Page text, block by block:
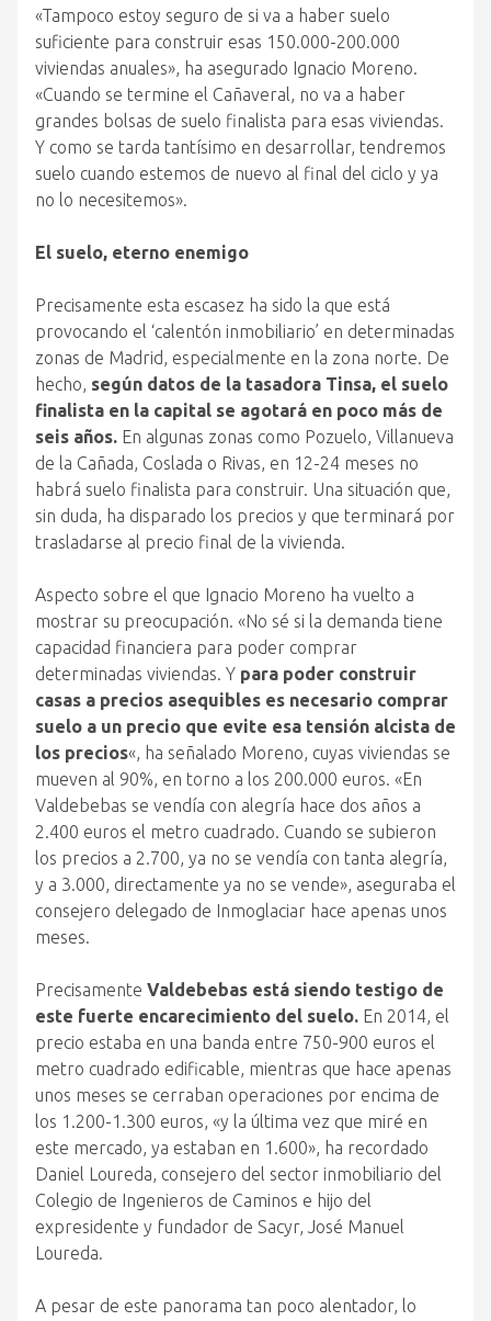
«Tampoco estoy seguro de si va a haber suelo
suficiente para construir esas 150.000-200.000
viviendas anuales», ha asegurado Ignacio Moreno.
«Cuando se termine el Cañaveral, no va a haber
grandes bolsas de suelo finalista para esas viviendas.
Y como se tarda tantísimo en desarrollar, tendremos
suelo cuando estemos de nuevo al final del ciclo y ya
no lo necesitemos».
El suelo, eterno enemigo
Precisamente esta escasez ha sido la que está
provocando el ‘calentón inmobiliario’ en determinadas
zonas de Madrid, especialmente en la zona norte. De
hecho, según datos de la tasadora Tinsa, el suelo
finalista en la capital se agotará en poco más de
seis años. En algunas zonas como Pozuelo, Villanueva
de la Cañada, Coslada o Rivas, en 12-24 meses no
habrá suelo finalista para construir. Una situación que,
sin duda, ha disparado los precios y que terminará por
trasladarse al precio final de la vivienda.
Aspecto sobre el que Ignacio Moreno ha vuelto a
mostrar su preocupación. «No sé si la demanda tiene
capacidad financiera para poder comprar
determinadas viviendas. Y para poder construir
casas a precios asequibles es necesario comprar
suelo a un precio que evite esa tensión alcista de
los precios«, ha señalado Moreno, cuyas viviendas se
mueven al 90%, en torno a los 200.000 euros. «En
Valdebebas se vendía con alegría hace dos años a
2.400 euros el metro cuadrado. Cuando se subieron
los precios a 2.700, ya no se vendía con tanta alegría,
y a 3.000, directamente ya no se vende», aseguraba el
consejero delegado de Inmoglaciar hace apenas unos
meses.
Precisamente Valdebebas está siendo testigo de
este fuerte encarecimiento del suelo. En 2014, el
precio estaba en una banda entre 750-900 euros el
metro cuadrado edificable, mientras que hace apenas
unos meses se cerraban operaciones por encima de
los 1.200-1.300 euros, «y la última vez que miré en
este mercado, ya estaban en 1.600», ha recordado
Daniel Loureda, consejero del sector inmobiliario del
Colegio de Ingenieros de Caminos e hijo del
expresidente y fundador de Sacyr, José Manuel
Loureda.
A pesar de este panorama tan poco alentador, lo